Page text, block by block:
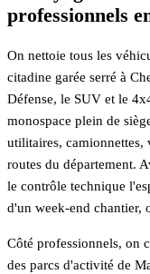
professionnels
On nettoie tous les
citadine garée serré à
Défense, le SUV et le
monospace plein de
utilitaires, camionnettes,
routes du département.
le contrôle technique
d'un week-end chantier,
Côté professionnels, on
des parcs d'activité de